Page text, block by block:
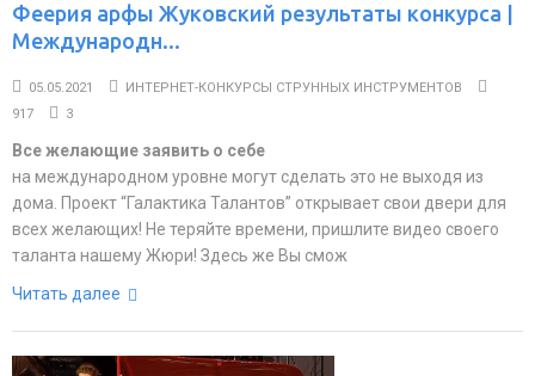
Феерия арфы Жуковский результаты конкурса |
Международн...
05.05.2021
ИНТЕРНЕТ-КОНКУРСЫ СТРУННЫХ ИНСТРУМЕНТОВ
917
3
Все желающие заявить о себе
на международном уровне могут сделать это не выходя из
дома. Проект “Галактика Талантов” открывает свои двери для
всех желающих! Не теряйте времени, пришлите видео своего
таланта нашему Жюри! Здесь же Вы смож
Читать далее